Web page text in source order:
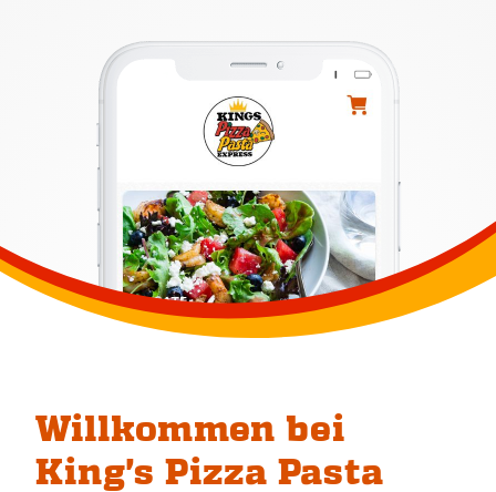
Willkommen bei
King's Pizza Pasta